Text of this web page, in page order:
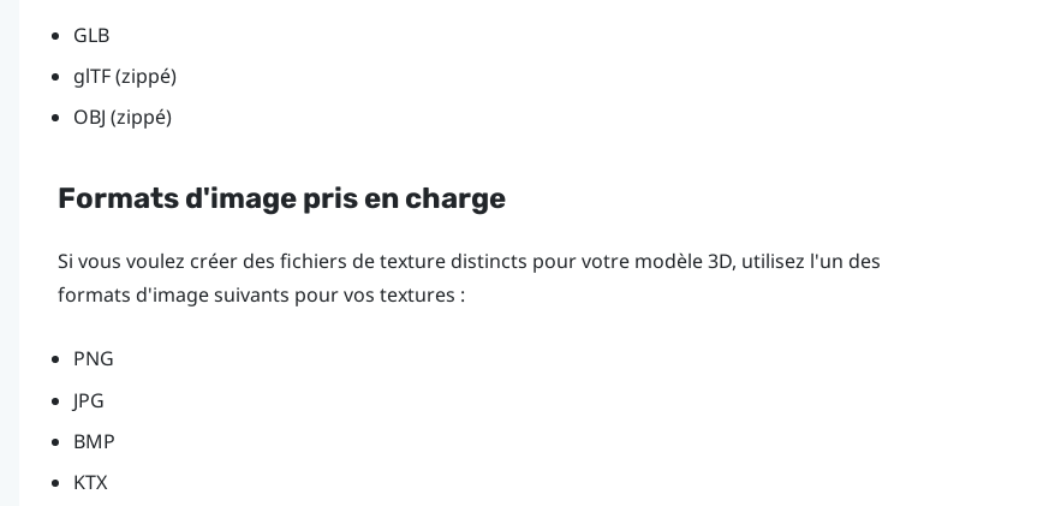
GLB
glTF (zippé)
OBJ (zippé)
Formats d'image pris en charge
Si vous voulez créer des fichiers de texture distincts pour votre modèle 3D, utilisez l'un des
formats d'image suivants pour vos textures :
PNG
JPG
BMP
KTX